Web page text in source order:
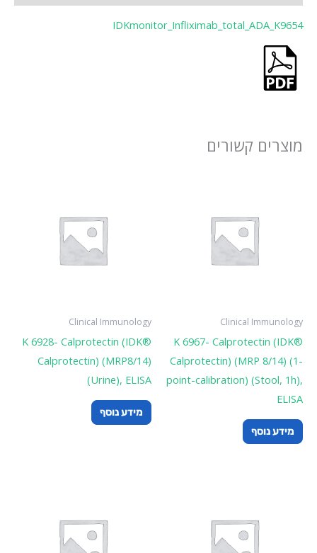
IDKmonitor_Infliximab_total_ADA_K9654
מוצרים קשורים
Clinical Immunology
K 6967- Calprotectin (IDK®
Calprotectin) (MRP 8/14) (1-
point-calibration) (Stool, 1h),
ELISA
מידע נוסף
Clinical Immunology
K 6928- Calprotectin (IDK®
Calprotectin) (MRP8/14)
(Urine), ELISA
מידע נוסף